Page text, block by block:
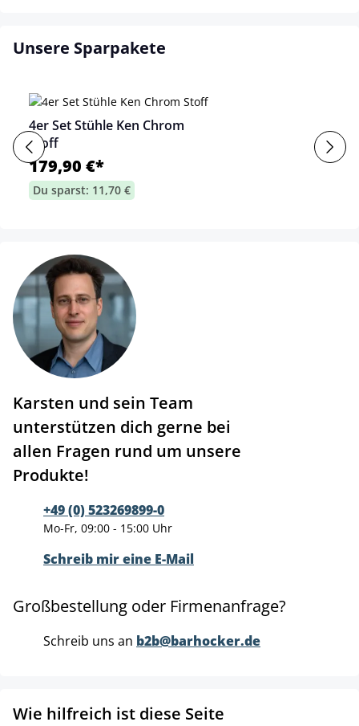
Unsere Sparpakete
4er Set Stühle Ken Chrom
Stoff
179,90 €*
Du sparst: 11,70 €
Karsten und sein Team
unterstützen dich gerne bei
allen Fragen rund um unsere
Produkte!
+49 (0) 523269899-0
Mo-Fr, 09:00 - 15:00 Uhr
Schreib mir eine E-Mail
Großbestellung oder Firmenanfrage?
Schreib uns an b2b@barhocker.de
Wie hilfreich ist diese Seite